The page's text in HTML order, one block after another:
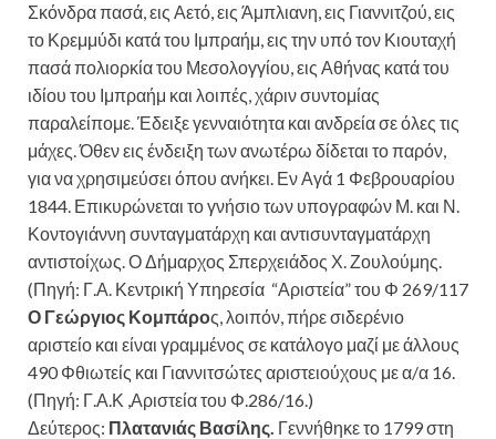
Σκόνδρα πασά, εις Αετό, εις Άμπλιανη, εις Γιαννιτζού, εις
το Κρεμμύδι κατά του Ιμπραήμ, εις την υπό τον Κιουταχή
πασά πολιορκία του Μεσολογγίου, εις Αθήνας κατά του
ιδίου του Ιμπραήμ και λοιπές, χάριν συντομίας
παραλείπομε. Έδειξε γενναιότητα και ανδρεία σε όλες τις
μάχες. Όθεν εις ένδειξη των ανωτέρω δίδεται το παρόν,
για να χρησιμεύσει όπου ανήκει. Εν Αγά 1 Φεβρουαρίου
1844. Επικυρώνεται το γνήσιο των υπογραφών Μ. και Ν.
Κοντογιάννη συνταγματάρχη και αντισυνταγματάρχη
αντιστοίχως. Ο Δήμαρχος Σπερχειάδος Χ. Ζουλούμης.
(Πηγή: Γ.Α. Κεντρική Υπηρεσία “Αριστεία” του Φ 269/117
Ο Γεώργιος Κομπάρος, λοιπόν, πήρε σιδερένιο
αριστείο και είναι γραμμένος σε κατάλογο μαζί με άλλους
490 Φθιωτείς και Γιαννιτσώτες αριστειούχους με α/α 16.
(Πηγή: Γ.Α.Κ ,Αριστεία του Φ.286/16.)
Δεύτερος: Πλατανιάς Βασίλης. Γεννήθηκε το 1799 στη